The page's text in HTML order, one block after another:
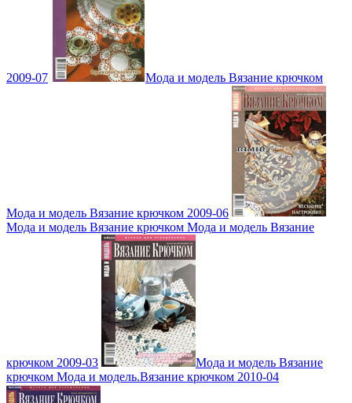
2009-07 Мода и модель Вязание крючком
Мода и модель Вязание крючком 2009-06
Мода и модель Вязание крючком Мода и модель Вязание
крючком 2009-03
Мода и модель Вязание
крючком Мода и модель.Вязание крючком 2010-04